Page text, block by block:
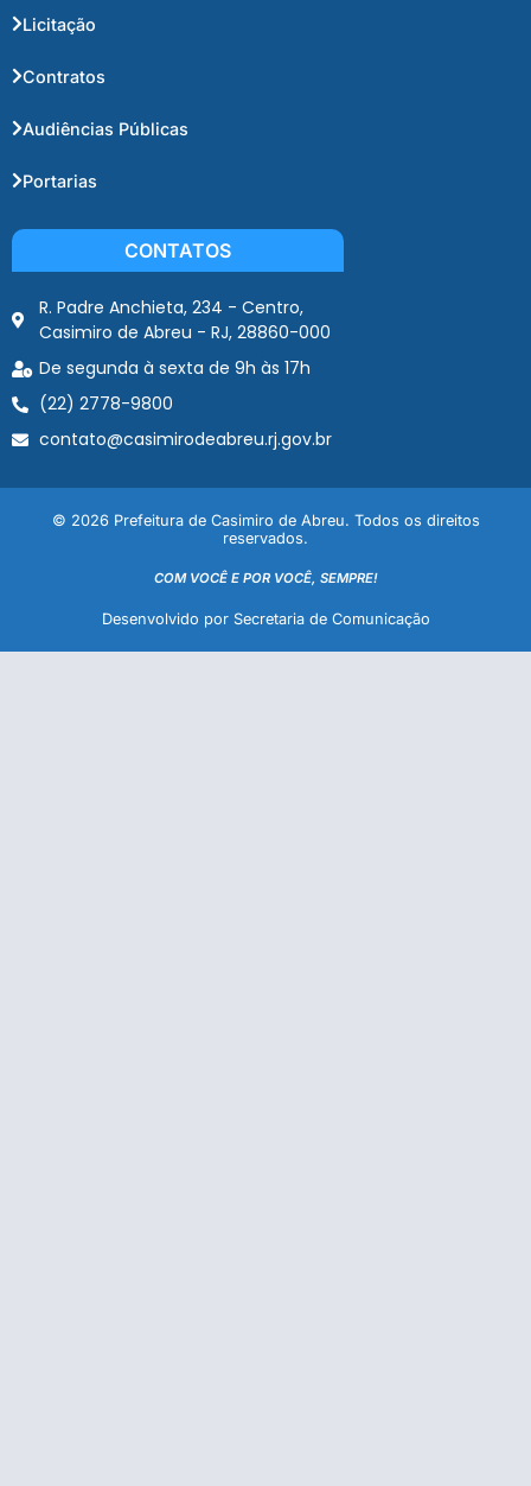
Licitação
Contratos
Audiências Públicas
Portarias
CONTATOS
R. Padre Anchieta, 234 - Centro,
Casimiro de Abreu - RJ, 28860-000
De segunda à sexta de 9h às 17h
(22) 2778-9800
contato@casimirodeabreu.rj.gov.br
© 2026 Prefeitura de Casimiro de Abreu. Todos os direitos
reservados.
COM VOCÊ E POR VOCÊ, SEMPRE!
Desenvolvido por Secretaria de Comunicação